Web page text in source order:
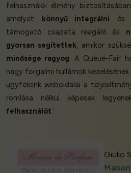
felhasználói élmény
amelyet könnyű integrálni és
támogató csapata reagáló és
gyorsan segítettek, amikor
minősége ragyog. A Queue-Fair
nagy forgalmi hullámok kezelésének
ügyfeleink weboldalai a
romlása nélkül képesek
felhasználót.’
Giulio